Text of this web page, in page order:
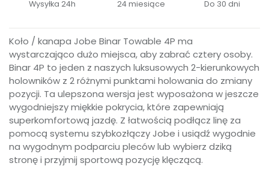
Wysyłka 24h 24 miesiące Do 30 dni
Koło / kanapa Jobe Binar Towable 4P ma
wystarczająco dużo miejsca, aby zabrać cztery osoby.
Binar 4P to jeden z naszych luksusowych 2-kierunkowych
holowników z 2 różnymi punktami holowania do zmiany
pozycji. Ta ulepszona wersja jest wyposażona w jeszcze
wygodniejszy miękkie pokrycia, które zapewniają
superkomfortową jazdę. Z łatwością podłącz linę za
pomocą systemu szybkozłączy Jobe i usiądź wygodnie
na wygodnym podparciu pleców lub wybierz dziką
stronę i przyjmij sportową pozycję klęczącą.